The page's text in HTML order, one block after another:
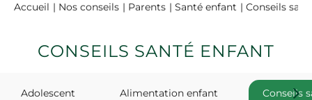
Accueil Nos conseils Parents Santé enfant Conseils
CONSEILS SANTÉ ENFANT
Adolescent Alimentation enfant Conseils